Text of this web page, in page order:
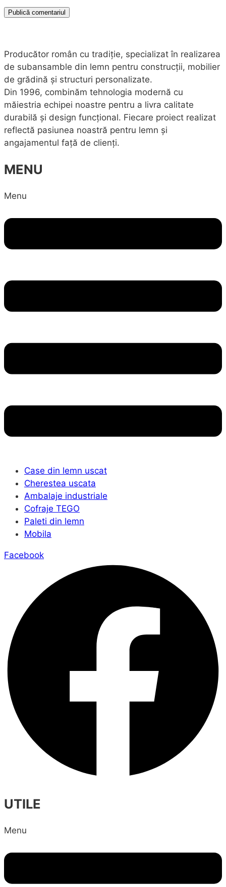
Producător român cu tradiție, specializat în realizarea
de subansamble din lemn pentru construcții, mobilier
de grădină și structuri personalizate.
Din 1996, combinăm tehnologia modernă cu
măiestria echipei noastre pentru a livra calitate
durabilă și design funcțional. Fiecare proiect realizat
reflectă pasiunea noastră pentru lemn și
angajamentul față de clienți.
MENU
Menu
Case din lemn uscat
Cherestea uscata
Ambalaje industriale
Cofraje TEGO
Paleti din lemn
Mobila
Facebook
UTILE
Menu